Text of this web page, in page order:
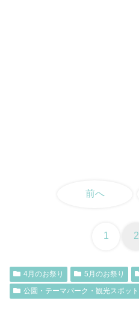
前へ
1 2
4月のお祭り 5月のお祭り
公園・テーマパーク・観光スポット